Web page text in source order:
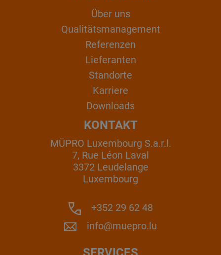
Über uns
Qualitätsmanagement
Referenzen
Lieferanten
Standorte
Karriere
Downloads
KONTAKT
MÜPRO Luxembourg S.a.r.l.
7, Rue Léon Laval
3372 Leudelange
Luxembourg
+352 29 62 48
info@muepro.lu